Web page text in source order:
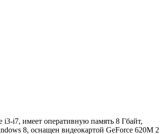
i3-i7, имеет оперативную память 8 Гбайт,
8, оснащен видеокартой GeForce 620M 2